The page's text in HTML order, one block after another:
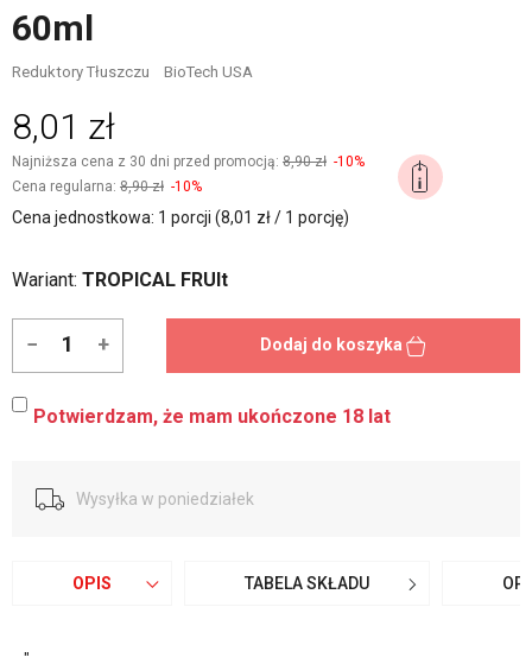
60ml
Reduktory Tłuszczu BioTech USA
8,01 zł
Najniższa cena z 30 dni przed promocją: 8,90 zł -10%
Cena regularna: 8,90 zł -10%
Cena jednostkowa: 1 porcji (8,01 zł / 1 porcję)
Wariant: TROPICAL FRUIt
− + Dodaj do koszyka
Potwierdzam, że mam ukończone 18 lat
Wysyłka w poniedziałek
OPIS TABELA SKŁADU
"